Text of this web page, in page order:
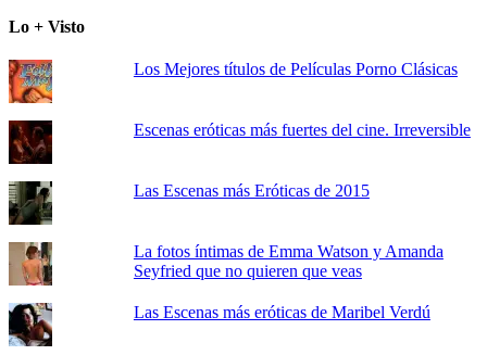
Lo + Visto
Los Mejores títulos de Películas Porno Clásicas
Escenas eróticas más fuertes del cine. Irreversible
Las Escenas más Eróticas de 2015
La fotos íntimas de Emma Watson y Amanda
Seyfried que no quieren que veas
Las Escenas más eróticas de Maribel Verdú